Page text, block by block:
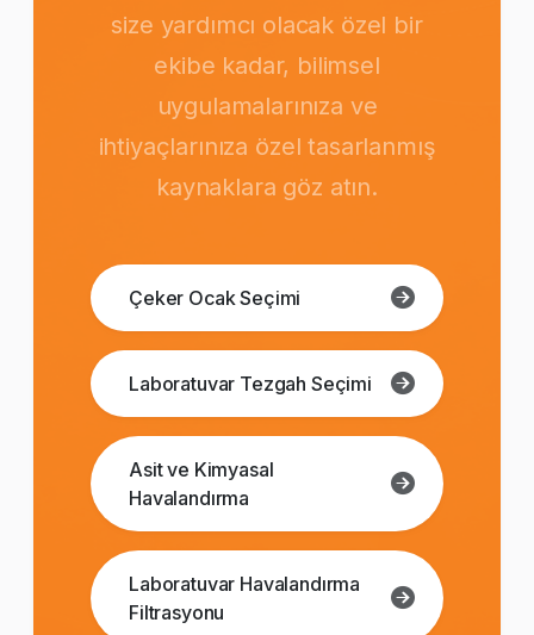
size yardımcı olacak özel bir
ekibe kadar, bilimsel
uygulamalarınıza ve
ihtiyaçlarınıza özel tasarlanmış
kaynaklara göz atın.
Çeker Ocak Seçimi
Laboratuvar Tezgah Seçimi
Asit ve Kimyasal
Havalandırma
Laboratuvar Havalandırma
Filtrasyonu